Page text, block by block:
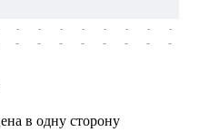
-
-
-
-
-
-
-
-
-
-
-
-
-
-
-
-
в одну сторону